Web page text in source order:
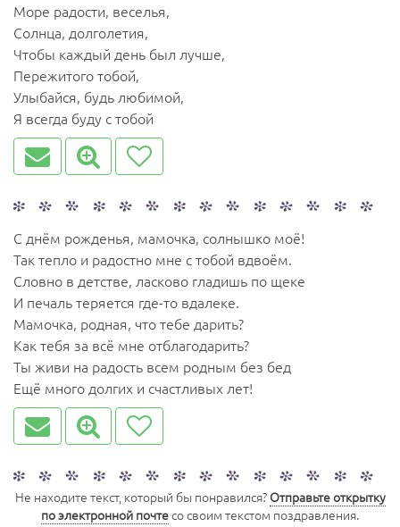
Море радости, веселья,
Солнца, долголетия,
Чтобы каждый день был лучше,
Пережитого тобой,
Улыбайся, будь любимой,
Я всегда буду с тобой
С днём рожденья, мамочка, солнышко моё!
Так тепло и радостно мне с тобой вдвоём.
Словно в детстве, ласково гладишь по щеке
И печаль теряется где-то вдалеке.
Мамочка, родная, что тебе дарить?
Как тебя за всё мне отблагодарить?
Ты живи на радость всем родным без бед
Ещё много долгих и счастливых лет!
Не находите текст, который бы понравился? Отправьте открытку
по электронной почтесо своим текстом поздравления.